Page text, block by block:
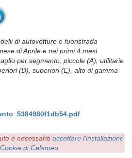
di autovetture e fuoristrada
di Aprile e nei primi 4 mesi
per segmento: piccole (A), utilitarie
(D), superiori (E), alto di gamma
è necessario accettare l'installazione
di Calameo